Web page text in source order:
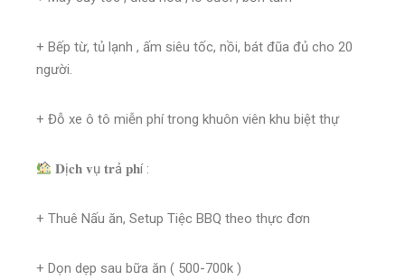
+ Bếp từ, tủ lạnh , ấm siêu tốc, nồi, bát đũa đủ cho 20
người.
+ Đỗ xe ô tô miễn phí trong khuôn viên khu biệt thự
𝐃ị𝐜𝐡 𝐯ụ 𝐭𝐫ả 𝐩𝐡í :
+ Thuê Nấu ăn, Setup Tiệc BBQ theo thực đơn
+ Dọn dẹp sau bữa ăn ( 500-700k )